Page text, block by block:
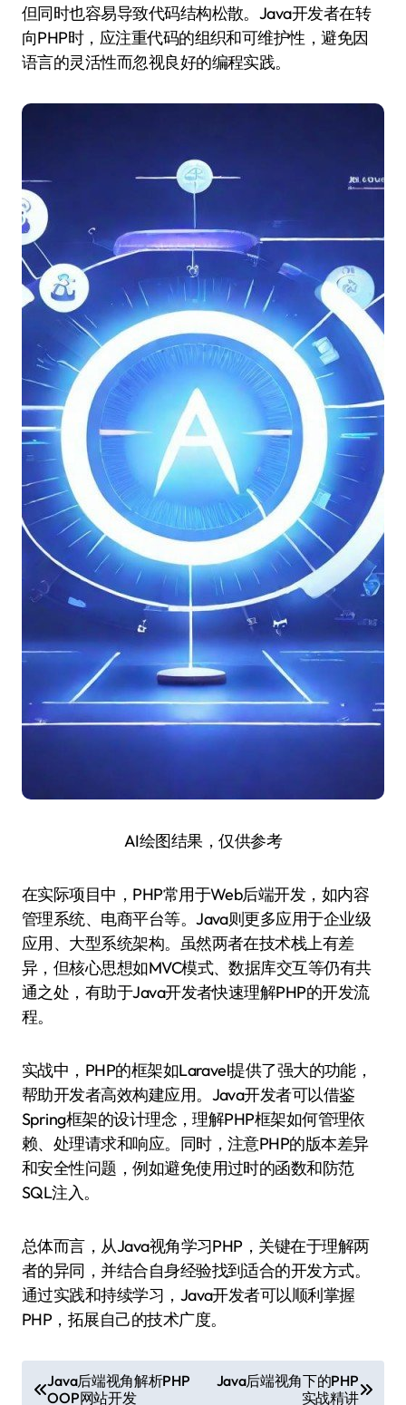
但同时也容易导致代码结构松散。Java开发者在转
向PHP时，应注重代码的组织和可维护性，避免因
语言的灵活性而忽视良好的编程实践。
AI绘图结果，仅供参考
在实际项目中，PHP常用于Web后端开发，如内容
管理系统、电商平台等。Java则更多应用于企业级
应用、大型系统架构。虽然两者在技术栈上有差
异，但核心思想如MVC模式、数据库交互等仍有共
通之处，有助于Java开发者快速理解PHP的开发流
程。
实战中，PHP的框架如Laravel提供了强大的功能，
帮助开发者高效构建应用。Java开发者可以借鉴
Spring框架的设计理念，理解PHP框架如何管理依
赖、处理请求和响应。同时，注意PHP的版本差异
和安全性问题，例如避免使用过时的函数和防范
SQL注入。
总体而言，从Java视角学习PHP，关键在于理解两
者的异同，并结合自身经验找到适合的开发方式。
通过实践和持续学习，Java开发者可以顺利掌握
PHP，拓展自己的技术广度。
Java后端视角解析PHP
OOP网站开发
Java后端视角下的PHP
实战精讲